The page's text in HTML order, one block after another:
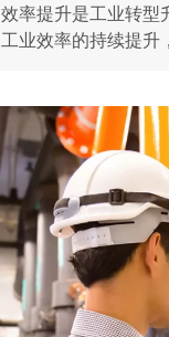
效率提升是工业转型
工业效率的持续提升